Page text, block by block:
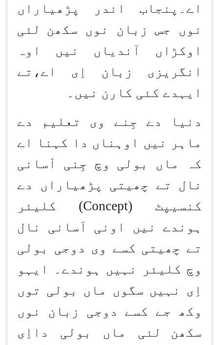
اے۔پنجاب اندر پڑھیاراں
نوں جس زبان نوں سکھن
لئی
اوکڑاں آندیاں نیں اوہ
انگریزی زبان اِی اے،تے
ایہدے کئی کارن نیں۔
دنیا دے جِنے وی تعلیم دے
ماہر نیں اوہناں دا کہنا اے
کہ ماں بولی وچ جِنی اَسانی
نال تے چھیتی پڑھیاراں دے
کنسیپٹ (Concept) کلیئر
ہوندے نیں اونی اَسانی نال
تے چھیتی کسے وی دوجی بولی
وچ کلیئر نہیں ہوندے۔ ایہو
اِی نہیں سگوں ماں بولی توں
وکھ جے کسے دوجی زبان نوں
سکھن
لئی ماں بولی دااِی